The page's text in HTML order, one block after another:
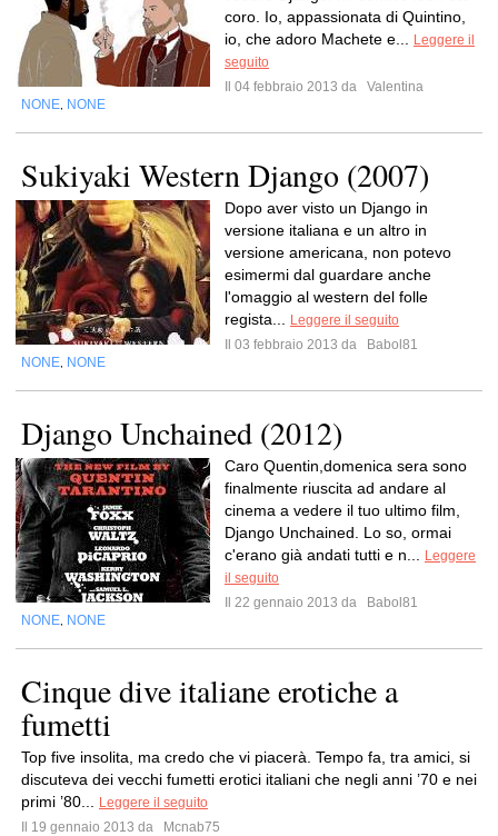
coro. Io, appassionata di Quintino,
io, che adoro Machete e...
Leggere il
seguito
Il 04 febbraio 2013 da
Valentina
NONE NONE
Sukiyaki Western Django (2007)
Dopo aver visto un Django in
versione italiana e un altro in
versione americana, non potevo
esimermi dal guardare anche
l'omaggio al western del folle
regista...
Leggere il seguito
Il 03 febbraio 2013 da
Babol81
NONE NONE
Django Unchained (2012)
Caro Quentin,domenica sera sono
finalmente riuscita ad andare al
cinema a vedere il tuo ultimo film,
Django Unchained. Lo so, ormai
c'erano già andati tutti e n...
Leggere
il seguito
Il 22 gennaio 2013 da
Babol81
NONE NONE
Cinque dive italiane erotiche a
fumetti
Top five insolita, ma credo che vi piacerà. Tempo fa, tra amici, si
discuteva dei vecchi fumetti erotici italiani che negli anni ’70 e nei
primi ’80...
Leggere il seguito
Il 19 gennaio 2013 da
Mcnab75